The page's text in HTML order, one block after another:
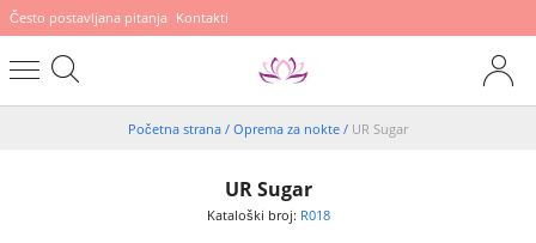
Često postavljana pitanja Kontakti
Početna strana / Oprema za nokte / UR Sugar
UR Sugar
Kataloški broj: R018